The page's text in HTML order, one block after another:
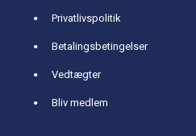
Privatlivspolitik
Betalingsbetingelser
Vedtægter
Bliv medlem